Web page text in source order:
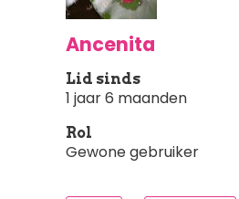
Ancenita
Lid sinds
1 jaar 6 maanden
Rol
Gewone gebruiker